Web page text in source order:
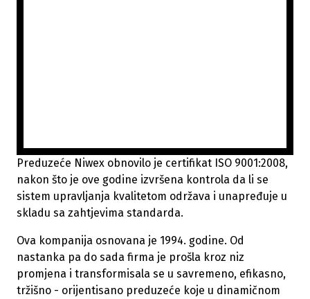
Preduzeće Niwex obnovilo je certifikat ISO 9001:2008,
nakon što je ove godine izvršena kontrola da li se
sistem upravljanja kvalitetom održava i unapređuje u
skladu sa zahtjevima standarda.
Ova kompanija osnovana je 1994. godine. Od
nastanka pa do sada firma je prošla kroz niz
promjena i transformisala se u savremeno, efikasno,
tržišno - orijentisano preduzeće koje u dinamičnom